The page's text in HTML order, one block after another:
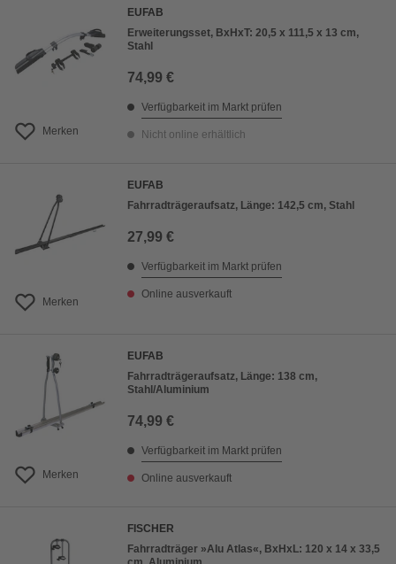
Merken
EUFAB
Erweiterungsset, BxHxT: 20,5 x 111,5 x 13 cm,
Stahl
74,99 €
Verfügbarkeit im Markt prüfen
Nicht online erhältlich
Merken
EUFAB
Fahrradträgeraufsatz, Länge: 142,5 cm, Stahl
27,99 €
Verfügbarkeit im Markt prüfen
Online ausverkauft
Merken
EUFAB
Fahrradträgeraufsatz, Länge: 138 cm,
Stahl/Aluminium
74,99 €
Verfügbarkeit im Markt prüfen
Online ausverkauft
FISCHER
Fahrradträger »Alu Atlas«, BxHxL: 120 x 14 x 33,5